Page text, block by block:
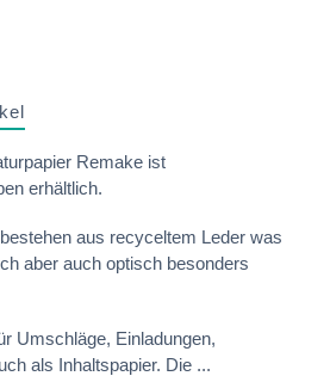
Remake ist
erhältlich.
aus recyceltem Leder was
aber auch optisch besonders
Umschläge, Einladungen,
als Inhaltspapier. Die ...